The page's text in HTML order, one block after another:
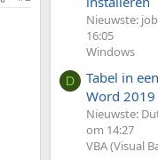
Nieuwste:
16:05
Windows
D
Tabel in
Word 2019
Nieuwste:
om 14:27
VBA (Visual